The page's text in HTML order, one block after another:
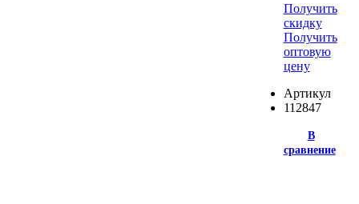
Получить
скидку
Получить
оптовую
цену
Артикул
112847
В
сравнение